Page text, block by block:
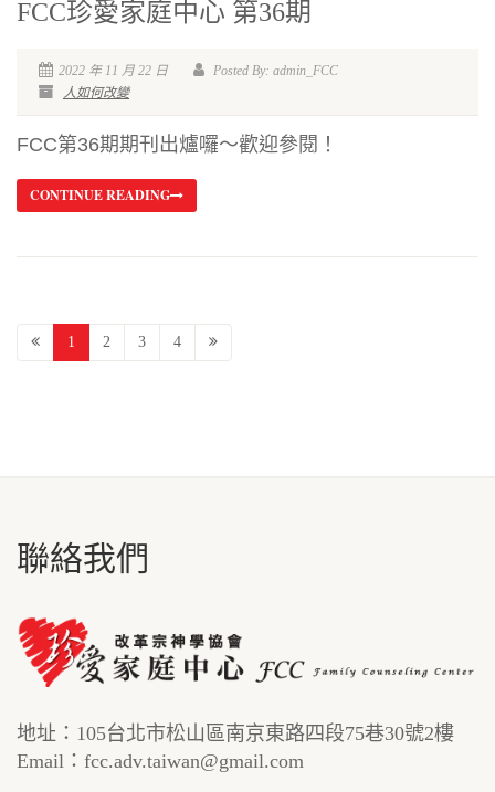
FCC珍愛家庭中心 第36期
2022 年 11 月 22 日
Posted By: admin_FCC
人如何改變
FCC第36期期刊出爐囉～歡迎參閱！
CONTINUE READING
1 2 3 4
聯絡我們
地址：105台北市松山區南京東路四段75巷30號2樓
Email：fcc.adv.taiwan@gmail.com